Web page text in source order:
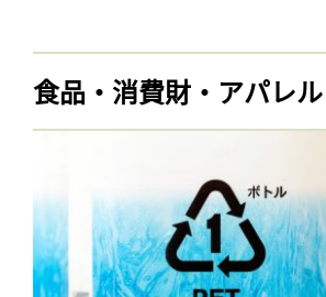
食品・消費財・アパレル